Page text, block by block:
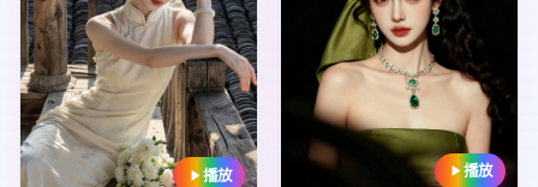
播放 播放